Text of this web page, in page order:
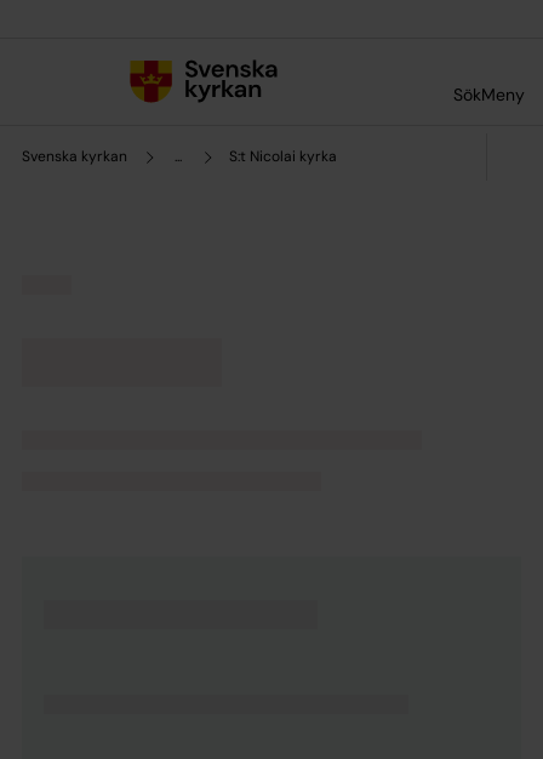
SökMeny
Svenska kyrkan ... S:t Nicolai kyrka